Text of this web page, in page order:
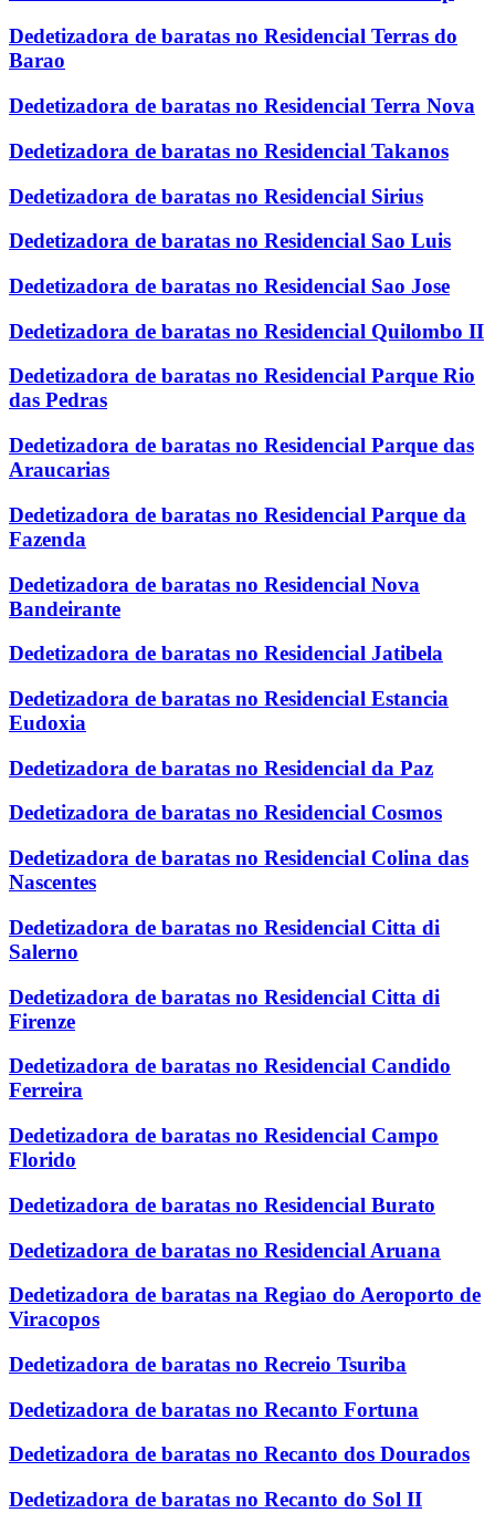
Dedetizadora de baratas no Residencial Terras do
Barao
Dedetizadora de baratas no Residencial Terra Nova
Dedetizadora de baratas no Residencial Takanos
Dedetizadora de baratas no Residencial Sirius
Dedetizadora de baratas no Residencial Sao Luis
Dedetizadora de baratas no Residencial Sao Jose
Dedetizadora de baratas no Residencial Quilombo II
Dedetizadora de baratas no Residencial Parque Rio
das Pedras
Dedetizadora de baratas no Residencial Parque das
Araucarias
Dedetizadora de baratas no Residencial Parque da
Fazenda
Dedetizadora de baratas no Residencial Nova
Bandeirante
Dedetizadora de baratas no Residencial Jatibela
Dedetizadora de baratas no Residencial Estancia
Eudoxia
Dedetizadora de baratas no Residencial da Paz
Dedetizadora de baratas no Residencial Cosmos
Dedetizadora de baratas no Residencial Colina das
Nascentes
Dedetizadora de baratas no Residencial Citta di
Salerno
Dedetizadora de baratas no Residencial Citta di
Firenze
Dedetizadora de baratas no Residencial Candido
Ferreira
Dedetizadora de baratas no Residencial Campo
Florido
Dedetizadora de baratas no Residencial Burato
Dedetizadora de baratas no Residencial Aruana
Dedetizadora de baratas na Regiao do Aeroporto de
Viracopos
Dedetizadora de baratas no Recreio Tsuriba
Dedetizadora de baratas no Recanto Fortuna
Dedetizadora de baratas no Recanto dos Dourados
Dedetizadora de baratas no Recanto do Sol II